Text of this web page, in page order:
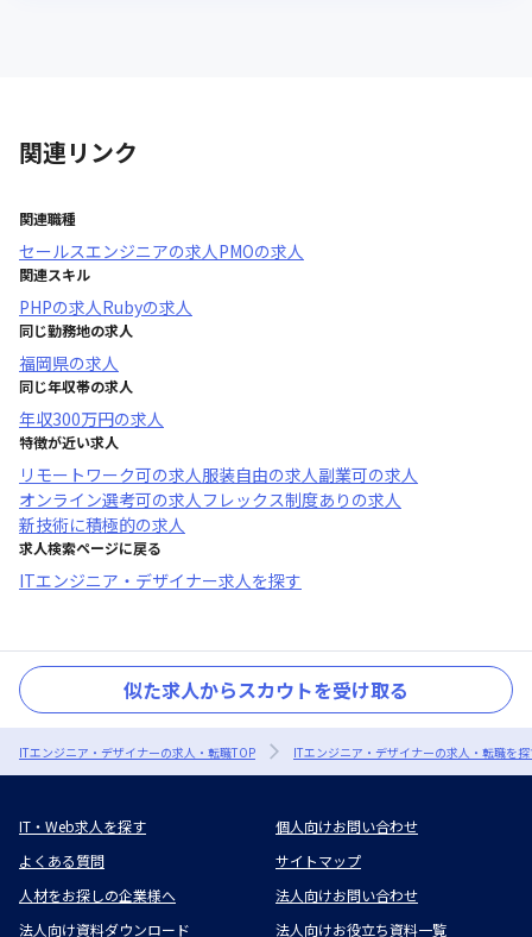
関連リンク
関連職種
セールスエンジニアの求人PMOの求人
関連スキル
PHPの求人Rubyの求人
同じ勤務地の求人
福岡県の求人
同じ年収帯の求人
年収300万円の求人
特徴が近い求人
リモートワーク可の求人服装自由の求人副業可の求人
オンライン選考可の求人フレックス制度あり の求人
新技術に積極的の求人
求人検索ページに戻る
ITエンジニア・デザイナー求人を探す
似た求人からスカウトを受け取る
ITエンジニア・デザイナーの求人・転職TOP ITエンジニア・デザイナーの求人・転職を
IT・Web求人を探す
個人向けお問い合わせ
よくある質問
サイトマップ
人材をお探しの企業様へ
法人向けお問い合わせ
法人向け資料ダウンロード
法人向けお役立ち資料一覧